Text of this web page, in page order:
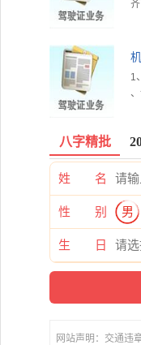
1
八字精批
姓 名
性 别 男
生 日
网站声明：交通违